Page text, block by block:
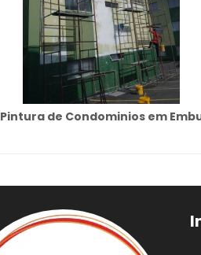
Pintura de Condominios em